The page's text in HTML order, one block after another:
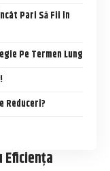
Pari Să Fii în
Pe Termen Lung
Reduceri?
Eficiența